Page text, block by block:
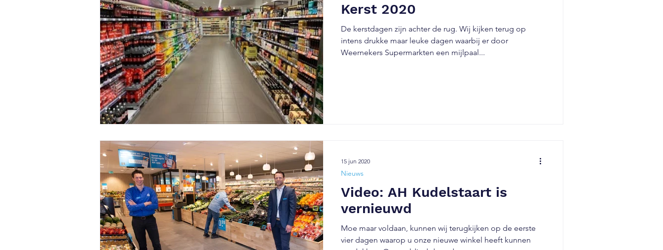
Kerst 2020
De kerstdagen zijn achter de rug. Wij kijken terug op
intens drukke maar leuke dagen waarbij er door
Weernekers Supermarkten een mijlpaal...
Video: AH Kudelstaart is
vernieuwd
Moe maar voldaan, kunnen wij terugkijken op de eerste
vier dagen waarop u onze nieuwe winkel heeft kunnen
Nieuws
15 jun 2020